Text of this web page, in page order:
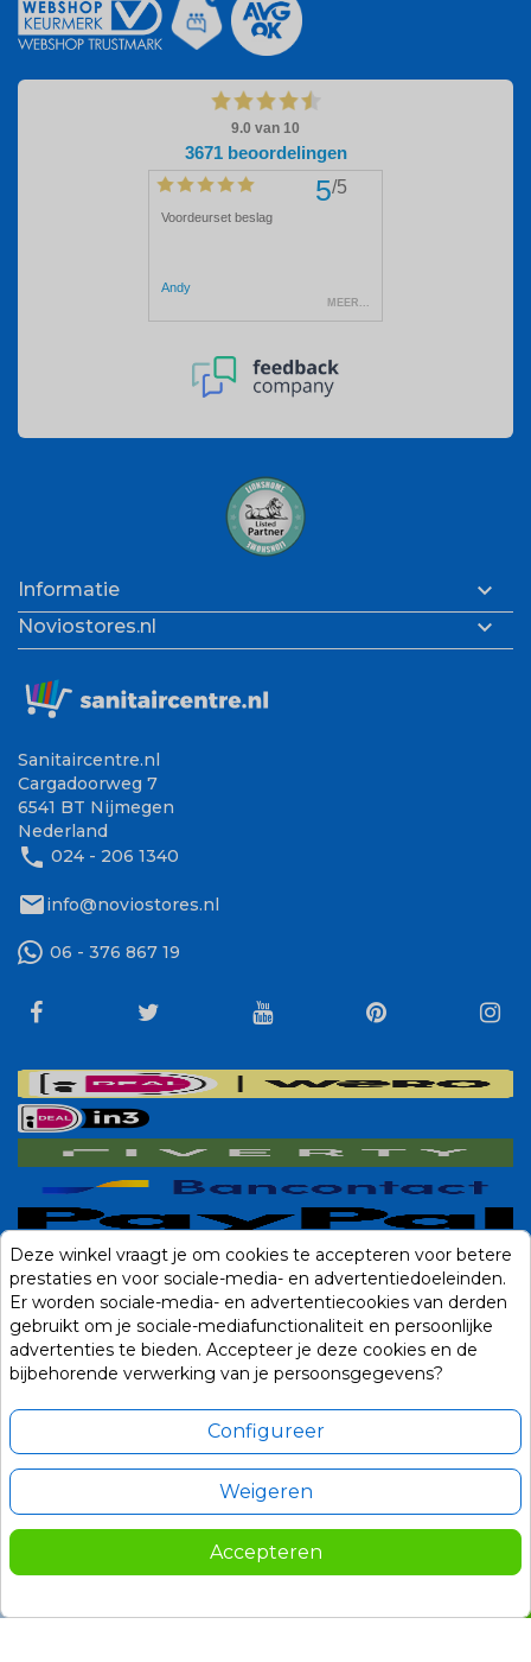
Informatie 
Noviostores.nl 
Sanitaircentre.nl
Cargadoorweg 7
6541 BT Nijmegen
Nederland
phone 024 - 206 1340
mailinfo@noviostores.nl
06 - 376 867 19
Deze winkel vraagt je om cookies te accepteren voor betere
prestaties en voor sociale-media- en advertentiedoeleinden.
Er worden sociale-media- en advertentiecookies van derden
gebruikt om je sociale-mediafunctionaliteit en persoonlijke
advertenties te bieden. Accepteer je deze cookies en de
bijbehorende verwerking van je persoonsgegevens?
Configureer
Weigeren
Accepteren